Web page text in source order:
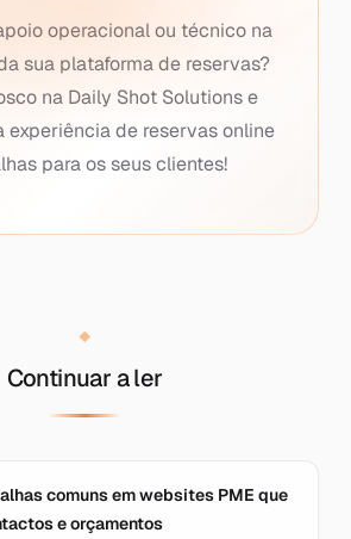
operacional ou técnico na
sua plataforma de reservas?
na Daily Shot Solutions e
experiência de reservas online
para os seus clientes!
Continuar a ler
comuns em websites PME que
e orçamentos